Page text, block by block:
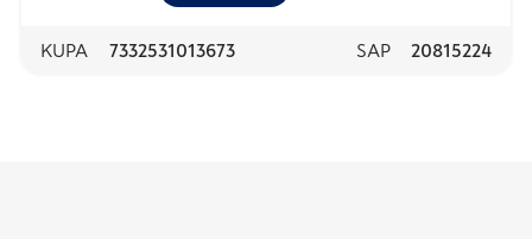
KUPA 7332531013673 SAP 20815224